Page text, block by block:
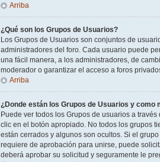
Arriba
¿Qué son los Grupos de Usuarios?
Los Grupos de Usuarios son conjuntos de
administradores del foro. Cada usuario puede
una fácil manera, a los administradores, de
moderador o garantizar el acceso a foros
Arriba
¿Donde están los Grupos de Usuarios y como
Puede ver todos los Grupos de usuarios a
clic en el botón apropiado. No todos los grupos
están cerrados y algunos son ocultos. Si el
requiere de aprobación para unirse, puede
deberá aprobar su solicitud y seguramente le